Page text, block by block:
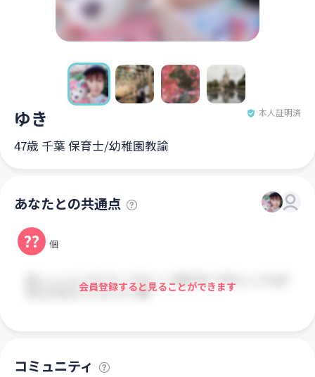
ゆき 本人証明済
47歳 千葉 保育士/幼稚園教諭
あなたとの共通点
?? 個
会員登録すると見ることができます
コミュニティ